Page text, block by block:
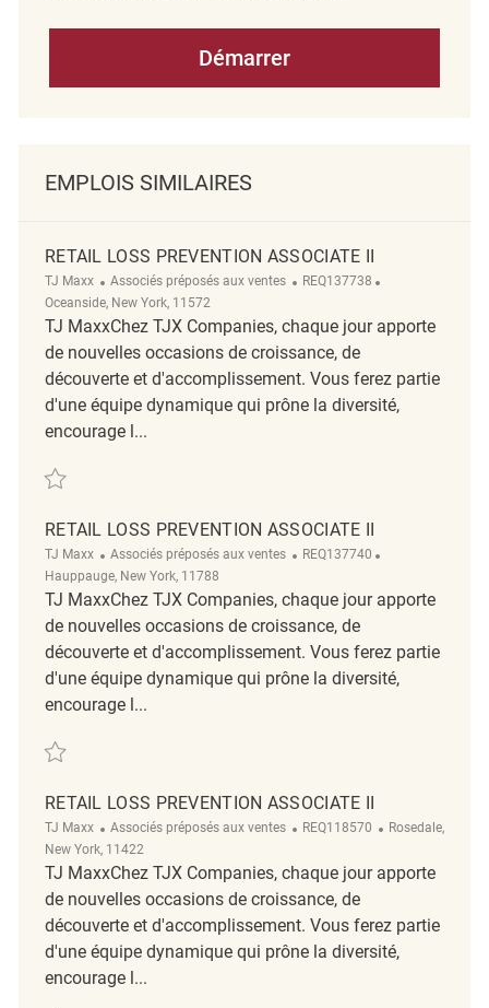
Démarrer
EMPLOIS SIMILAIRES
RETAIL LOSS PREVENTION ASSOCIATE II
TJ Maxx Catégorie
Associés préposés aux ventes ReqId
REQ137738
Oceanside, New York, 11572
TJ MaxxChez TJX Companies, chaque jour apporte
de nouvelles occasions de croissance, de
découverte et d'accomplissement. Vous ferez partie
d'une équipe dynamique qui prône la diversité,
encourage l...
Sauvegarder Retail Loss Prevention Associate II REQ137738
RETAIL LOSS PREVENTION ASSOCIATE II
TJ Maxx Catégorie
Associés préposés aux ventes ReqId
REQ137740
Hauppauge, New York, 11788
TJ MaxxChez TJX Companies, chaque jour apporte
de nouvelles occasions de croissance, de
découverte et d'accomplissement. Vous ferez partie
d'une équipe dynamique qui prône la diversité,
encourage l...
Sauvegarder Retail Loss Prevention Associate II REQ137740
RETAIL LOSS PREVENTION ASSOCIATE II
TJ Maxx Catégorie
Associés préposés aux ventes ReqId
REQ118570 Emplacement
Rosedale,
New York, 11422
TJ MaxxChez TJX Companies, chaque jour apporte
de nouvelles occasions de croissance, de
découverte et d'accomplissement. Vous ferez partie
d'une équipe dynamique qui prône la diversité,
encourage l...